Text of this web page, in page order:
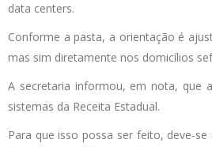
data centers.
Conforme a pasta, a orientação é
mas sim diretamente nos domicílios
A secretaria informou, em nota, que
sistemas da Receita Estadual.
Para que isso possa ser feito, deve-